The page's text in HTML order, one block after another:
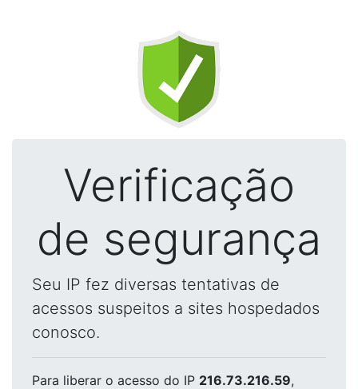
Verificação
de segurança
Seu IP fez diversas tentativas de
acessos suspeitos a sites hospedados
conosco.
Para liberar o acesso do IP 216.73.216.59,